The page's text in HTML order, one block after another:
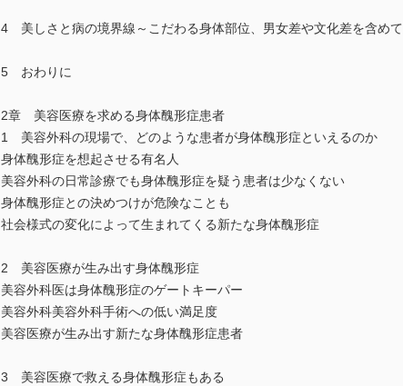
4 美しさと病の境界線～こだわる身体部位、男女差や文化差を含めて
5 おわりに
2章 美容医療を求める身体醜形症患者
1 美容外科の現場で、どのような患者が身体醜形症といえるのか
身体醜形症を想起させる有名人
美容外科の日常診療でも身体醜形症を疑う患者は少なくない
身体醜形症との決めつけが危険なことも
社会様式の変化によって生まれてくる新たな身体醜形症
2 美容医療が生み出す身体醜形症
美容外科医は身体醜形症のゲートキーパー
美容外科美容外科手術への低い満足度
美容医療が生み出す新たな身体醜形症患者
3 美容医療で救える身体醜形症もある